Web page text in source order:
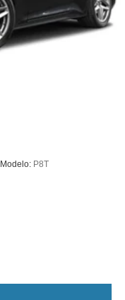
Modelo: P8T